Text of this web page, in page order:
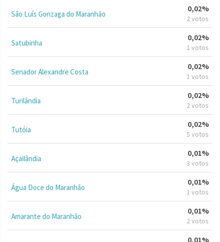
São Luís Gonzaga do Maranhão
0,02%
2 votos
Satubinha
0,02%
1 votos
Senador Alexandre Costa
0,02%
1 votos
Turilândia
0,02%
2 votos
Tutóia
0,02%
5 votos
Açailândia
0,01%
3 votos
Água Doce do Maranhão
0,01%
1 votos
Amarante do Maranhão
0,01%
2 votos
0,01%